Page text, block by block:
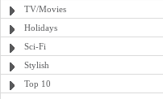
TV/Movies
Holidays
Sci-Fi
Stylish
Top 10